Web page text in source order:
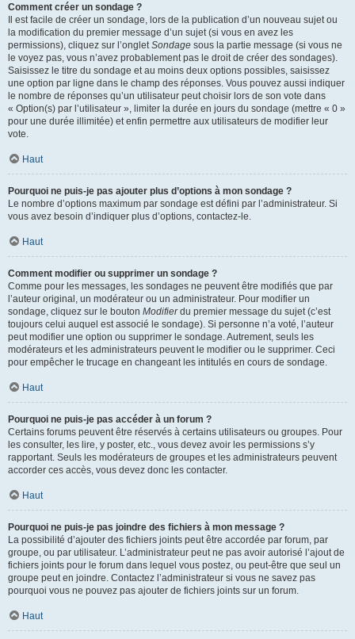
Comment créer un sondage ?
Il est facile de créer un sondage, lors de la publication d’un nouveau sujet ou
la modification du premier message d’un sujet (si vous en avez les
permissions), cliquez sur l’ongletSondage sous la partie message (si vous ne
le voyez pas, vous n’avez probablement pas le droit de créer des sondages).
Saisissez le titre du sondage et au moins deux options possibles, saisissez
une option par ligne dans le champ des réponses. Vous pouvez aussi indiquer
le nombre de réponses qu’un utilisateur peut choisir lors de son vote dans
« Option(s) par l’utilisateur », limiter la durée en jours du sondage (mettre « 0 »
pour une durée illimitée) et enfin permettre aux utilisateurs de modifier leur
vote.
Haut
Pourquoi ne puis-je pas ajouter plus d’options à mon sondage ?
Le nombre d’options maximum par sondage est défini par l’administrateur. Si
vous avez besoin d’indiquer plus d’options, contactez-le.
Haut
Comment modifier ou supprimer un sondage ?
Comme pour les messages, les sondages ne peuvent être modifiés que par
l’auteur original, un modérateur ou un administrateur. Pour modifier un
sondage, cliquez sur le bouton Modifierdu premier message du sujet (c’est
toujours celui auquel est associé le sondage). Si personne n’a voté, l’auteur
peut modifier une option ou supprimer le sondage. Autrement, seuls les
modérateurs et les administrateurs peuvent le modifier ou le supprimer. Ceci
pour empêcher le trucage en changeant les intitulés en cours de sondage.
Haut
Pourquoi ne puis-je pas accéder à un forum ?
Certains forums peuvent être réservés à certains utilisateurs ou groupes. Pour
les consulter, les lire, y poster, etc., vous devez avoir les permissions s’y
rapportant. Seuls les modérateurs de groupes et les administrateurs peuvent
accorder ces accès, vous devez donc les contacter.
Haut
Pourquoi ne puis-je pas joindre des fichiers à mon message ?
La possibilité d’ajouter des fichiers joints peut être accordée par forum, par
groupe, ou par utilisateur. L’administrateur peut ne pas avoir autorisé l’ajout de
fichiers joints pour le forum dans lequel vous postez, ou peut-être que seul un
groupe peut en joindre. Contactez l’administrateur si vous ne savez pas
pourquoi vous ne pouvez pas ajouter de fichiers joints sur un forum.
Haut